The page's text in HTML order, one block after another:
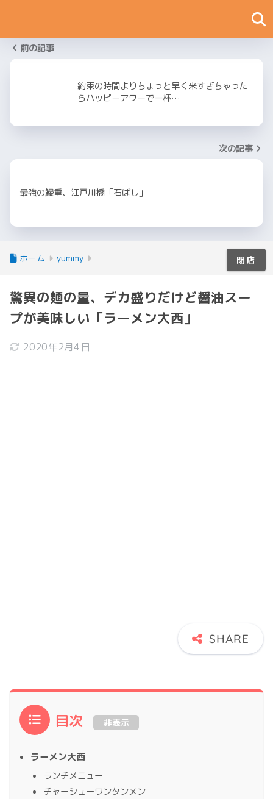
前の記事
約束の時間よりちょっと早く来すぎちゃった
らハッピーアワーで一杯…
次の記事
最強の鰻重、江戸川橋「石ばし」
ホーム yummy
驚異の麺の量、デカ盛りだけど醤油スー
プが美味しい「ラーメン大西」
2020年2月4日
目次 非表示
ラーメン大西
ランチメニュー
チャーシューワンタンメン